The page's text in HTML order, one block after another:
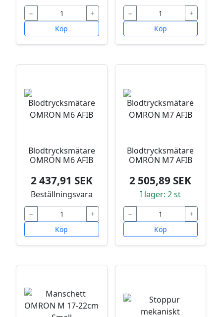
−
+
Köp
−
+
Köp
Blodtrycksmätare
OMRON M6 AFIB
2 437,91 SEK
Beställningsvara
−
+
Köp
Blodtrycksmätare
OMRON M7 AFIB
2 505,89 SEK
I lager: 2 st
−
+
Köp